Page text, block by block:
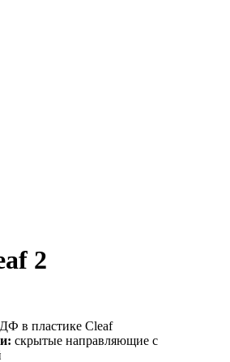
2
в пластике Cleaf
скрытые направляющие с